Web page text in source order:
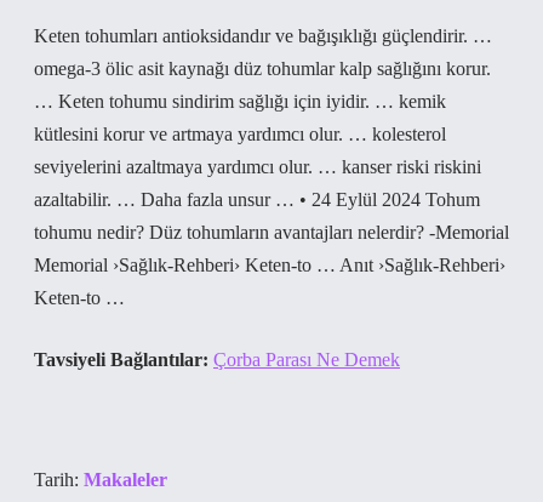
Keten tohumları antioksidandır ve bağışıklığı güçlendirir. …
omega-3 ölic asit kaynağı düz tohumlar kalp sağlığını korur.
… Keten tohumu sindirim sağlığı için iyidir. … kemik
kütlesini korur ve artmaya yardımcı olur. … kolesterol
seviyelerini azaltmaya yardımcı olur. … kanser riski riskini
azaltabilir. … Daha fazla unsur … • 24 Eylül 2024 Tohum
tohumu nedir? Düz tohumların avantajları nelerdir? -Memorial
Memorial ›Sağlık-Rehberi› Keten-to … Anıt ›Sağlık-Rehberi›
Keten-to …
Tavsiyeli Bağlantılar: Çorba Parası Ne Demek
Tarih: Makaleler